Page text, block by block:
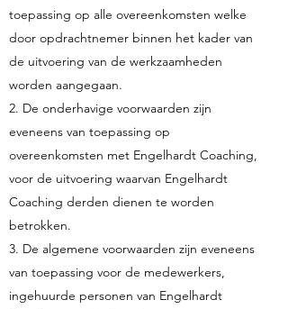
toepassing op alle overeenkomsten welke
door opdrachtnemer binnen het kader van
de uitvoering van de werkzaamheden
worden aangegaan.
2. De onderhavige voorwaarden zijn
eveneens van toepassing op
overeenkomsten met Engelhardt Coaching,
voor de uitvoering waarvan Engelhardt
Coaching derden dienen te worden
betrokken.
3. De algemene voorwaarden zijn eveneens
van toepassing voor de medewerkers,
ingehuurde personen van Engelhardt